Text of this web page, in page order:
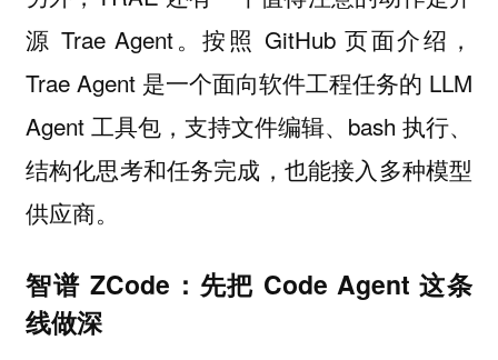
源 Trae Agent。按照 GitHub 页面介绍，
Trae Agent 是一个面向软件工程任务的 LLM
Agent 工具包，支持文件编辑、bash 执行、
结构化思考和任务完成，也能接入多种模型
供应商。
智谱 ZCode：先把 Code Agent 这条
线做深